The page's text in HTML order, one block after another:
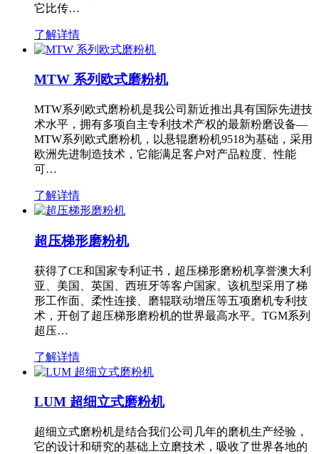
它比传…
了解详情
MTW 系列欧式磨粉机
MTW系列欧式磨粉机是我公司新近推出具有国际先进技
术水平，拥有多项自主专利技术产权的最新粉磨设备—
MTW系列欧式磨粉机，以悬辊磨粉机9518为基础，采用
欧洲先进制造技术，它能满足客户对产品粒度、性能
可…
了解详情
超压梯形磨粉机
获得了CE和国家专利证书，超压梯形磨粉机享誉澳大利
亚、美国、英国、西班牙等客户国家。该机型采用了梯
形工作面、柔性连接、磨辊联动增压等五项磨机专利技
术，开创了超压梯形磨粉机的世界最高水平。TGM系列
超压…
了解详情
LUM 超细立式磨粉机
超细立式磨粉机是结合我们公司几年的磨机生产经验，
它的设计和研究的基础上立磨技术，吸收了世界各地的